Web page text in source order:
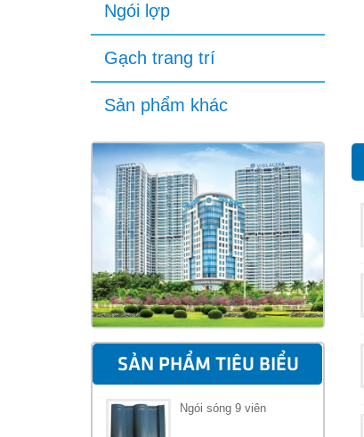
Ngói lợp
Gạch trang trí
Sản phẩm khác
SẢN PHẨM TIÊU BIỂU
Ngói sóng 9 viên